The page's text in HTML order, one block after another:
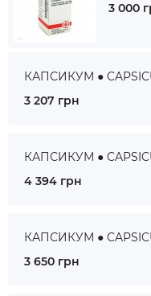
3 000
КАПСИКУМ ●
3 207 грн
КАПСИКУМ ●
4 394 грн
КАПСИКУМ ●
3 650 грн